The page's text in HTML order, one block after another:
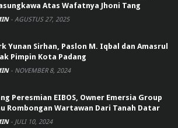
Atas Wafatnya Jhoni Tang
- AGUSTUS 27, 2025
Yunan Sirhan, Paslon M. Iqbal dan Amasrul
Pimpin Kota Padang
- NOVEMBER 8, 2024
Peresmian EIBOS, Owner Emersia Group
Rombongan Wartawan Dari Tanah Datar
- JULI 10, 2024